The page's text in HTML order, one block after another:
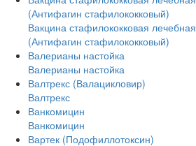
(Антифагин стафилококковый)
Вакцина стафилококковая лечебная
(Антифагин стафилококковый)
Валерианы настойка
Валерианы настойка
Валтрекс (Валацикловир)
Валтрекс
Ванкомицин
Ванкомицин
Вартек (Подофиллотоксин)